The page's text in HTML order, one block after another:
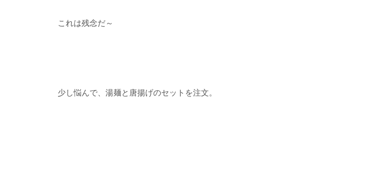
これは残念だ～
少し悩んで、湯麺と唐揚げのセットを注文。